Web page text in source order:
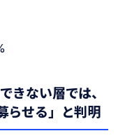
きない層では、
らせる」と判明